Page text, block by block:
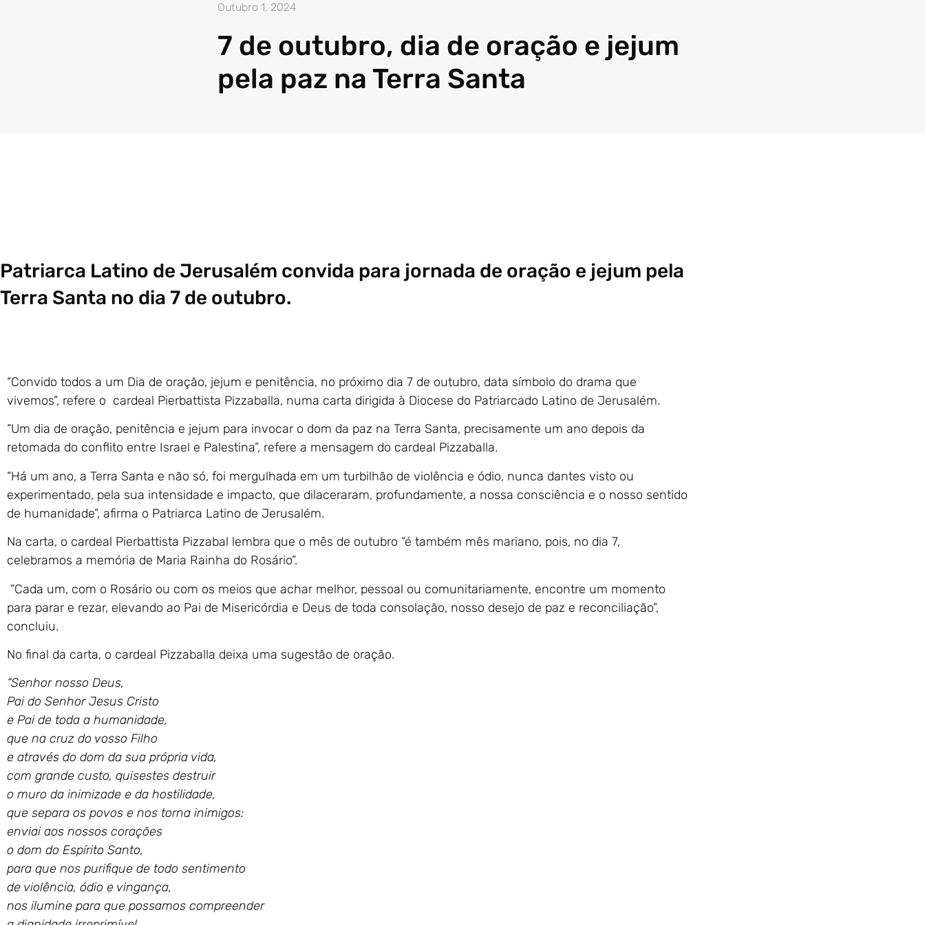
Outubro 1, 2024
7 de outubro, dia de oração e jejum
pela paz na Terra Santa
Patriarca Latino de Jerusalém convida para jornada de oração e jejum pela
Terra Santa no dia 7 de outubro.
“Convido todos a um Dia de oração, jejum e penitência, no próximo dia 7 de outubro, data símbolo do drama que
vivemos”, refere o cardeal Pierbattista Pizzaballa, numa carta dirigida à Diocese do Patriarcado Latino de Jerusalém.
“Um dia de oração, penitência e jejum para invocar o dom da paz na Terra Santa, precisamente um ano depois da
retomada do conflito entre Israel e Palestina”, refere a mensagem do cardeal Pizzaballa.
“Há um ano, a Terra Santa e não só, foi mergulhada em um turbilhão de violência e ódio, nunca dantes visto ou
experimentado, pela sua intensidade e impacto, que dilaceraram, profundamente, a nossa consciência e o nosso sentido
de humanidade”, afirma o Patriarca Latino de Jerusalém.
Na carta, o cardeal Pierbattista Pizzabal lembra que o mês de outubro “é também mês mariano, pois, no dia 7,
celebramos a memória de Maria Rainha do Rosário”.
“Cada um, com o Rosário ou com os meios que achar melhor, pessoal ou comunitariamente, encontre um momento
para parar e rezar, elevando ao Pai de Misericórdia e Deus de toda consolação, nosso desejo de paz e reconciliação”,
concluiu.
No final da carta, o cardeal Pizzaballa deixa uma sugestão de oração.
“Senhor nosso Deus,
Pai do Senhor Jesus Cristo
e Pai de toda a humanidade,
que na cruz do vosso Filho
e através do dom da sua própria vida,
com grande custo, quisestes destruir
o muro da inimizade e da hostilidade,
que separa os povos e nos torna inimigos:
enviai aos nossos corações
o dom do Espírito Santo,
para que nos purifique de todo sentimento
de violência, ódio e vingança,
nos ilumine para que possamos compreender